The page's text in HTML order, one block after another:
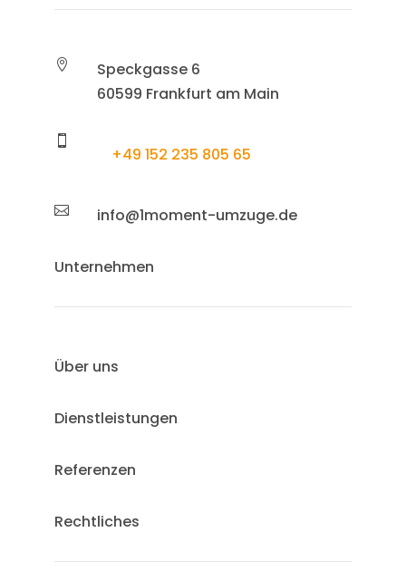

Speckgasse 6
60599 Frankfurt am Main

+49 152 235 805 65
 info@1moment-umzuge.de
Unternehmen
Über uns
Dienstleistungen
Referenzen
Rechtliches